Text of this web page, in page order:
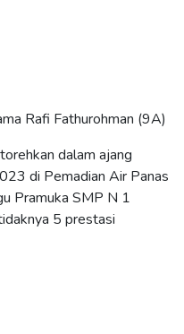
Rafi Fathurohman (9A)
dalam ajang
di Pemadian Air Panas
Pramuka SMP N 1
5 prestasi